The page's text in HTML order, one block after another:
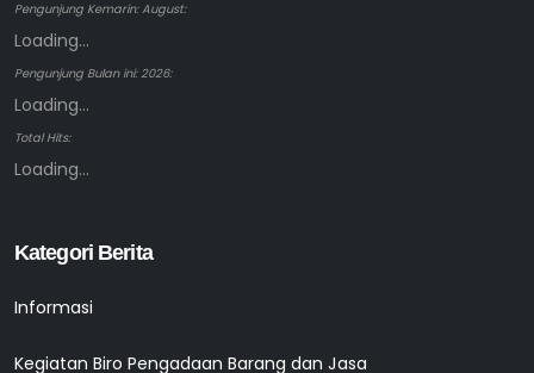
Pengunjung Kemarin: August:
Loading...
Pengunjung Bulan ini: 2026:
Loading...
Total Hits:
Loading...
Kategori Berita
Informasi
Kegiatan Biro Pengadaan Barang dan Jasa